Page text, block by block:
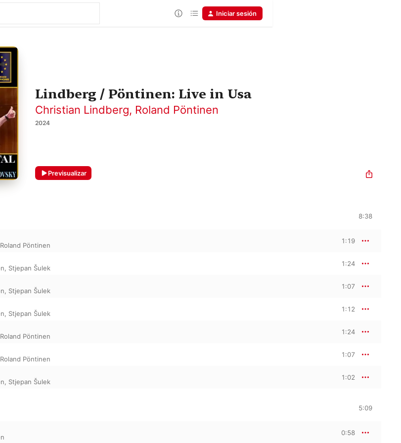
Iniciar sesión
Lindberg / Pöntinen: Live in Usa
Christian Lindberg, Roland Pöntinen
2024
Previsualizar
8:38
Roland Pöntinen
1:19
, Stjepan Šulek
1:24
, Stjepan Šulek
1:07
, Stjepan Šulek
1:12
Roland Pöntinen
1:24
Roland Pöntinen
1:07
, Stjepan Šulek
1:02
5:09
0:58